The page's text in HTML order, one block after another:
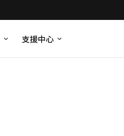
支援中心